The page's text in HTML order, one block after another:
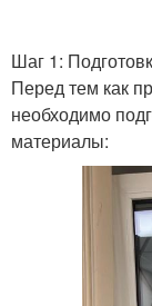
Шаг 1:
Перед тем как
необходимо
материалы: